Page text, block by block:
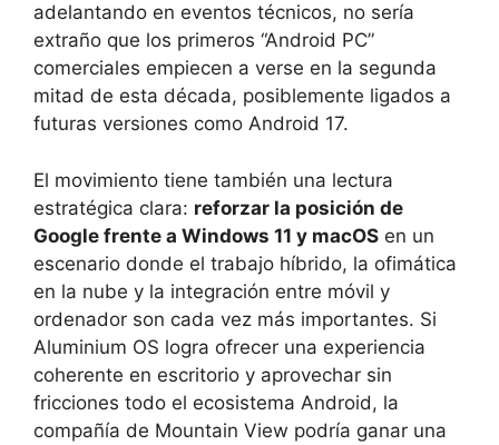
adelantando en eventos técnicos, no sería
extraño que los primeros “Android PC”
comerciales empiecen a verse en la segunda
mitad de esta década, posiblemente ligados a
futuras versiones como Android 17.
El movimiento tiene también una lectura
estratégica clara: reforzar la posición de
Google frente a Windows 11 y macOS en un
escenario donde el trabajo híbrido, la ofimática
en la nube y la integración entre móvil y
ordenador son cada vez más importantes. Si
Aluminium OS logra ofrecer una experiencia
coherente en escritorio y aprovechar sin
fricciones todo el ecosistema Android, la
compañía de Mountain View podría ganar una